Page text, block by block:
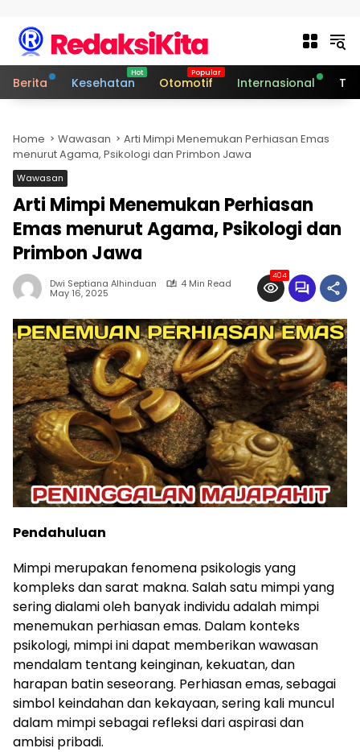
Berita Kesehatan Otomotif Internasional
Home Wawasan
Arti Mimpi Menemukan Perhiasan Emas
menurut Agama, Psikologi dan Primbon Jawa
Wawasan
Arti Mimpi Menemukan Perhiasan
Emas menurut Agama, Psikologi dan
Primbon Jawa
Dwi Septiana Alhinduan 4 Min Read
May 16, 2025
404
Pendahuluan
Mimpi merupakan fenomena psikologis yang
kompleks dan sarat makna. Salah satu mimpi yang
sering dialami oleh banyak individu adalah mimpi
menemukan perhiasan emas. Dalam konteks
psikologi, mimpi ini dapat memberikan wawasan
mendalam tentang keinginan, kekuatan, dan
harapan batin seseorang. Perhiasan emas, sebagai
simbol keindahan dan kekayaan, sering kali muncul
dalam mimpi sebagai refleksi dari aspirasi dan
ambisi pribadi.